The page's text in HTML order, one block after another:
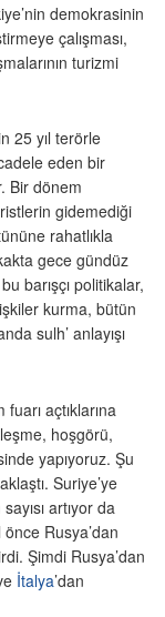
demokrasinin
çalışması,
turizmi
25 yıl terörle
eden bir
Bir dönem
gidemediği
rahatlıkla
gece gündüz
barışçı politikalar,
kurma, bütün
sulh’ anlayışı
açtıklarına
hoşgörü,
yapıyoruz. Şu
Suriye’ye
artıyor da
önce Rusya’dan
Şimdi Rusya’dan
İtalya’dan